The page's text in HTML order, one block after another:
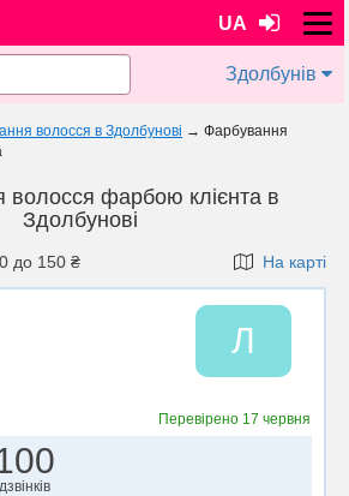
UA
Здолбунів
волосся в Здолбунові → Фарбування
волосся фарбою клієнта в
Здолбунові
до 150 ₴ На карті
Л
Перевірено 17 червня
дзвінків